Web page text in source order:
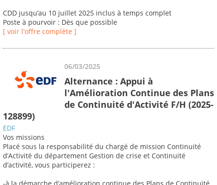
CDD jusqu’au 10 juillet 2025 inclus à temps complet
Poste à pourvoir : Dès que possible
[ voir l'offre complète ]
06/03/2025
Alternance : Appui à
l'Amélioration Continue des Plans
de Continuité d'Activité F/H (2025-
128899)
EDF
Vos missions
Placé sous la responsabilité du chargé de mission Continuité
d’Activité du département Gestion de crise et Continuité
d’activité, vous participerez :